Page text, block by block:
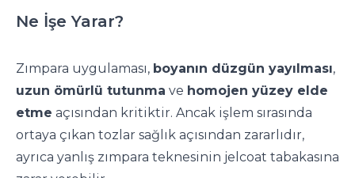
Ne İşe Yarar?
Zımpara uygulaması, boyanın düzgün yayılması,
uzun ömürlü tutunma ve homojen yüzey elde
etme açısından kritiktir. Ancak işlem sırasında
ortaya çıkan tozlar sağlık açısından zararlıdır,
ayrıca yanlış zımpara teknesinin jelcoat tabakasına